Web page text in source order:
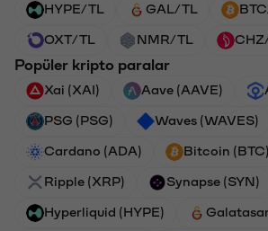
HYPE/TL GAL/TL
OXT/TL NMR/TL
Popüler kripto paralar
Xai (XAI) Aave (AAVE)
PSG (PSG) Waves (WAVES)
Cardano (ADA) Bitcoin (BTC)
Ripple (XRP) Synapse (SYN)
Hyperliquid (HYPE)